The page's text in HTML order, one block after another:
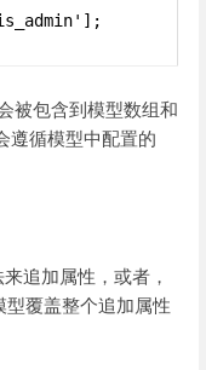
被包含到模型数组和
遵循模型中配置的
追加属性，或者，
型覆盖整个追加属性